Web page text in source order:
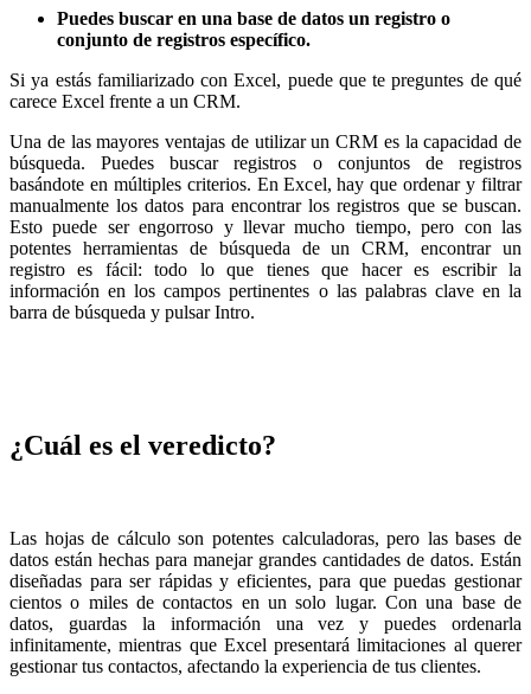
Puedes buscar en una base de datos un registro o
conjunto de registros específico.
Si ya estás familiarizado con Excel, puede que te preguntes de qué
carece Excel frente a un CRM.
Una de las mayores ventajas de utilizar un CRM es la capacidad de
búsqueda. Puedes buscar registros o conjuntos de registros
basándote en múltiples criterios. En Excel, hay que ordenar y filtrar
manualmente los datos para encontrar los registros que se buscan.
Esto puede ser engorroso y llevar mucho tiempo, pero con las
potentes herramientas de búsqueda de un CRM, encontrar un
registro es fácil: todo lo que tienes que hacer es escribir la
información en los campos pertinentes o las palabras clave en la
barra de búsqueda y pulsar Intro.
¿Cuál es el veredicto?
Las hojas de cálculo son potentes calculadoras, pero las bases de
datos están hechas para manejar grandes cantidades de datos. Están
diseñadas para ser rápidas y eficientes, para que puedas gestionar
cientos o miles de contactos en un solo lugar. Con una base de
datos, guardas la información una vez y puedes ordenarla
infinitamente, mientras que Excel presentará limitaciones al querer
gestionar tus contactos, afectando la experiencia de tus clientes.